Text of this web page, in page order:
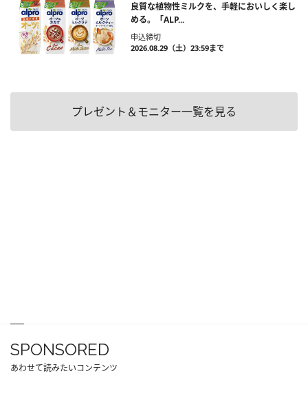
良質な植物性ミルクを、手軽においしく楽し
める。「ALP...
申込締切
2026.08.29（土）23:59まで
プレゼント＆モニター一覧を見る
SPONSORED
あわせて読みたいコンテンツ